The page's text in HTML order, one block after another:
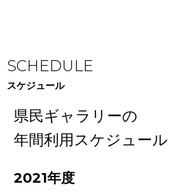
SCHEDULE
スケジュール
県民ギャラリーの
年間利用スケジュール
2021年度